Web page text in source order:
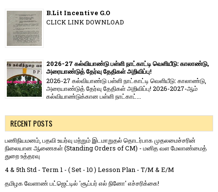
B.Lit Incentive G.O
CLICK LINK DOWNLOAD
2026-27 கல்வியாண்டு பள்ளி நாட்காட்டி வெளியீடு: காலாண்டு,
அரையாண்டுத் தேர்வு தேதிகள் அறிவிப்பு!
2026-27 கல்வியாண்டு பள்ளி நாட்காட்டி வெளியீடு: காலாண்டு,
அரையாண்டுத் தேர்வு தேதிகள் அறிவிப்பு! 2026-2027-ஆம்
கல்வியாண்டுக்கான பள்ளி நாட்காட்...
RECENT POSTS
பணிநியமனம், பதவி உயர்வு மற்றும் இடமாறுதல் தொடர்பாக முதலமைச்சரின்
நிலையான ஆணைகள் (Standing Orders of CM) - மனித வள மேலாண்மைத்
துறை உத்தரவு
4 & 5th Std - Term 1 - ( Set - 10 ) Lesson Plan - T/M & E/M
தமிழக வேளாண் பட்ஜெட்டில் 'சூப்பர் எல் நினோ' எச்சரிக்கை!